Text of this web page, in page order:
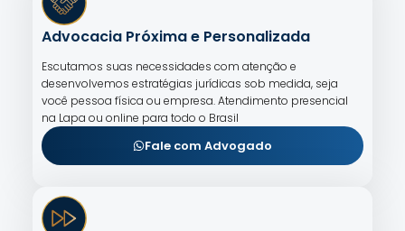
Advocacia Próxima e Personalizada
Escutamos suas necessidades com atenção e
desenvolvemos estratégias jurídicas sob medida, seja
você pessoa física ou empresa. Atendimento presencial
na Lapa ou online para todo o Brasil
Fale com Advogado